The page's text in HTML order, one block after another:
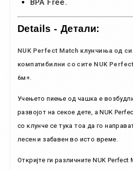
BPA Free.
Details - Детали:
NUK Perfect Match клунчиња од
компатибилни со сите NUK
6м+.
Учењето пиење од чашка е
развојот на секое дете, а NUK
со клунче се тука тоа да го
лесен и забавен во исто време.
Откријте ги различните NUK